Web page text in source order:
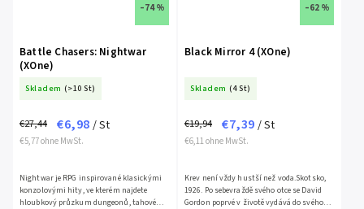
–74 %
Battle Chasers: Nightwar
(XOne)
Skladem (>10 St)
€5,77 ohne MwSt.
€27,44 €6,98 / St
Nightwar je RPG inspirované klasickými
konzolovými hity, ve kterém najdete
hloubkový průzkum dungeonů, tahové
–62 %
Black Mirror 4 (XOne)
Skladem (4 St)
€6,11 ohne MwSt.
€19,94 €7,39 / St
Krev není vždy hustší než voda.Skotsko,
1926. Po sebevraždě svého otce se David
Gordon poprvé v životě vydává do svého